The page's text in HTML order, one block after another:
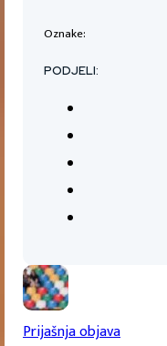
Oznake:
PODJELI:
Prijašnja objava